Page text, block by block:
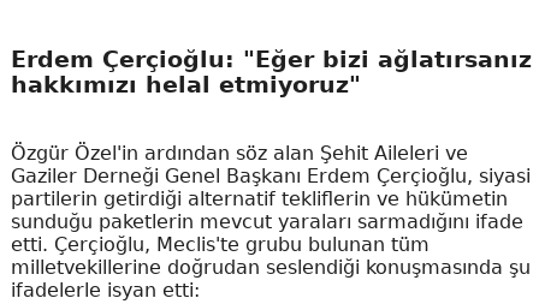
Erdem Çerçioğlu: "Eğer bizi ağlatırsanız
hakkımızı helal etmiyoruz"
Özgür Özel'in ardından söz alan Şehit Aileleri ve
Gaziler Derneği Genel Başkanı Erdem Çerçioğlu, siyasi
partilerin getirdiği alternatif tekliflerin ve hükümetin
sunduğu paketlerin mevcut yaraları sarmadığını ifade
etti. Çerçioğlu, Meclis'te grubu bulunan tüm
milletvekillerine doğrudan seslendiği konuşmasında şu
ifadelerle isyan etti: